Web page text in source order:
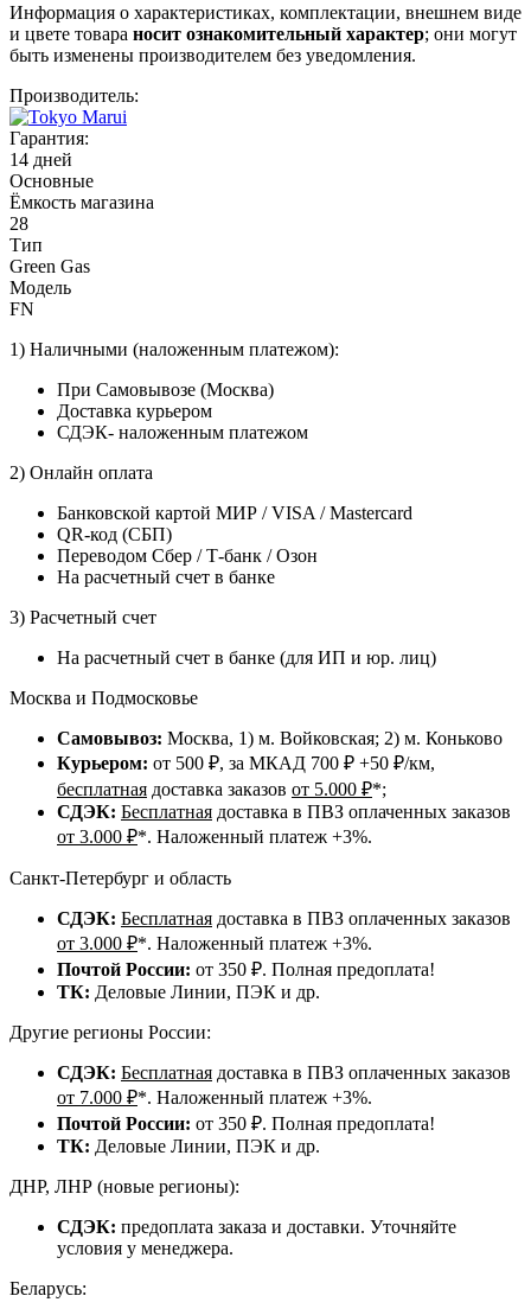
Информация о характеристиках, комплектации, внешнем виде
и цвете товара носит ознакомительный характер; они могут
быть изменены производителем без уведомления.
Производитель:
Гарантия:
14 дней
Основные
Ёмкость магазина
28
Тип
Green Gas
Модель
FN
1) Наличными (наложенным платежом):
При Самовывозе (Москва)
Доставка курьером
СДЭК- наложенным платежом
2) Онлайн оплата
Банковской картой МИР / VISA / Mastercard
QR-код (СБП)
Переводом Сбер / Т-банк / Озон
На расчетный счет в банке
3) Расчетный счет
На расчетный счет в банке (для ИП и юр. лиц)
Москва и Подмосковье
Самовывоз: Москва, 1) м. Войковская; 2) м. Коньково
Курьером: от 500 ₽, за МКАД 700 ₽ +50 ₽/км,
бесплатная доставка заказов от 5.000 ₽*;
СДЭК: Бесплатная доставка в ПВЗ оплаченных заказов
от 3.000 ₽*. Наложенный платеж +3%.
Санкт-Петербург и область
СДЭК: Бесплатная доставка в ПВЗ оплаченных заказов
от 3.000 ₽*. Наложенный платеж +3%.
Почтой России: от 350 ₽. Полная предоплата!
ТК: Деловые Линии, ПЭК и др.
Другие регионы России:
СДЭК: Бесплатная доставка в ПВЗ оплаченных заказов
от 7.000 ₽*. Наложенный платеж +3%.
Почтой России: от 350 ₽. Полная предоплата!
ТК: Деловые Линии, ПЭК и др.
ДНР, ЛНР (новые регионы):
СДЭК: предоплата заказа и доставки. Уточняйте
условия у менеджера.
Беларусь: